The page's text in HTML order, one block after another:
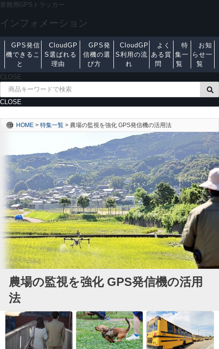
業務用GPSトラッカー
インフォメーション
GPS発信
機できるこ
と
CloudGP
S選ばれる
理由
GPS発
信機の選
び方
CloudGP
S利用の流
れ
よく
ある質
問
特
集一
覧
お知
らせ一
覧
CLOSE
CLOSE
HOME > 特集一覧 > 農場の監視を強化 GPS発信機の活用法
農場の監視を強化 GPS発信機の活用
法